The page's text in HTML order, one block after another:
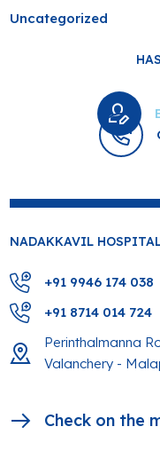
Uncategorized
NADAKKAVIL
+91 9946 174 038
+91 8714 014 724
Perinthalmanna
Valanchery -
Check on the